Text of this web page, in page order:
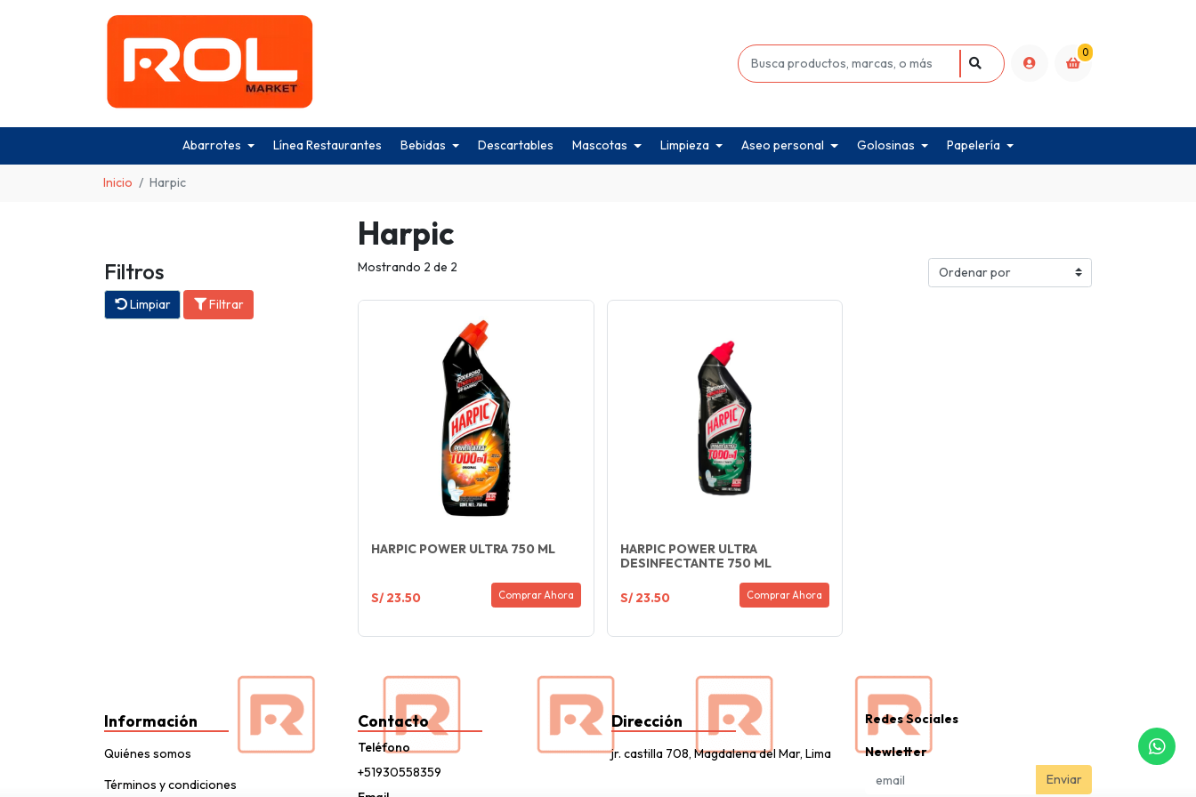
0
Abarrotes Línea Restaurantes Bebidas Descartables Mascotas Limpieza Aseo personal Golosinas Papelería
Inicio Harpic
Harpic
Filtros
Limpiar Filtrar
Mostrando 2 de 2
HARPIC POWER ULTRA 750 ML
S/ 23.50 Comprar Ahora
HARPIC POWER ULTRA
DESINFECTANTE 750 ML
S/ 23.50 Comprar Ahora
Información
Quiénes somos
Términos y condiciones
Contacto
Teléfono
+51930558359
Dirección
jr. castilla 708, Magdalena del Mar, Lima
Redes Sociales
Newletter
Enviar